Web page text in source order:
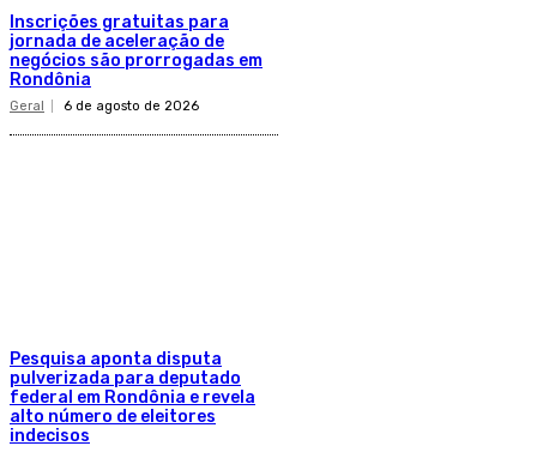
Inscrições gratuitas para
jornada de aceleração de
negócios são prorrogadas em
Rondônia
Geral 6 de agosto de 2026
Pesquisa aponta disputa
pulverizada para deputado
federal em Rondônia e revela
alto número de eleitores
indecisos